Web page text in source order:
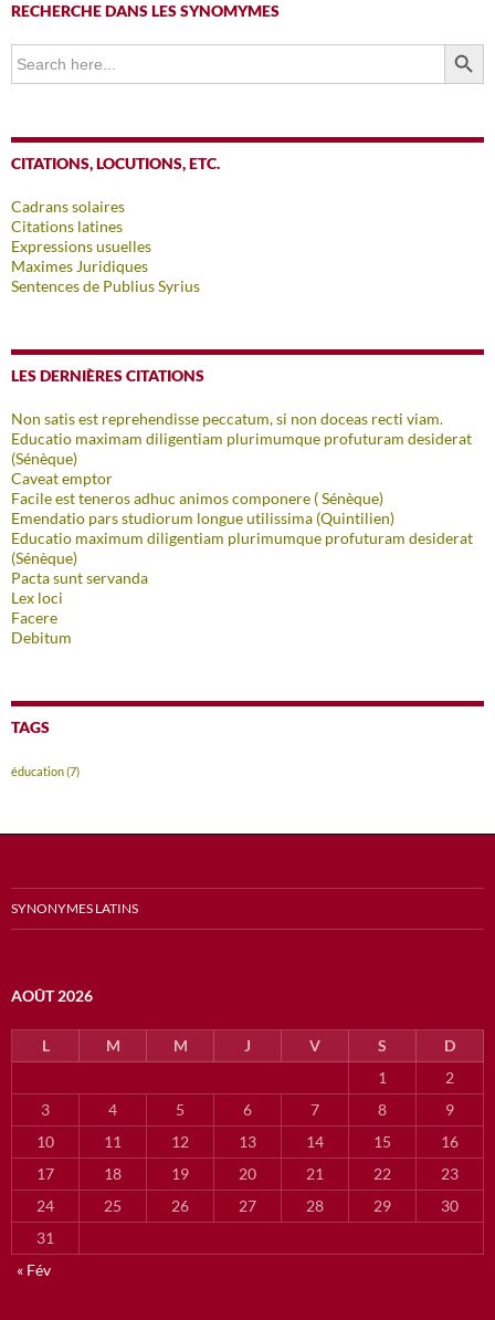
RECHERCHE DANS LES SYNOMYMES
Search
for:
SEARCH
CITATIONS, LOCUTIONS, ETC.
Cadrans solaires
Citations latines
Expressions usuelles
Maximes Juridiques
Sentences de Publius Syrius
LES DERNIÈRES CITATIONS
Non satis est reprehendisse peccatum, si non doceas recti viam.
Educatio maximam diligentiam plurimumque profuturam desiderat
(Sénèque)
Caveat emptor
Facile est teneros adhuc animos componere ( Sénèque)
Emendatio pars studiorum longue utilissima (Quintilien)
Educatio maximum diligentiam plurimumque profuturam desiderat
(Sénèque)
Pacta sunt servanda
Lex loci
Facere
Debitum
TAGS
éducation(7)
SYNONYMES LATINS
AOÛT 2026
L M M J V S
D
1
2
3
4 5 6 7 8
9
10
11 12 13 14 15
16
17
18 19 20 21 22
23
24
25 26 27 28 29
30
31
« Fév